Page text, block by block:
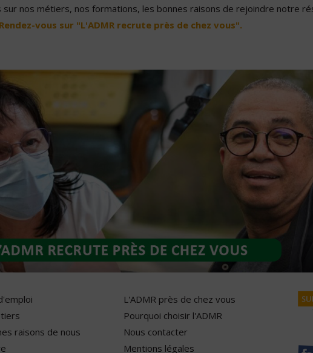
nos métiers, nos formations, les bonnes raisons de rejoindre notre
Rendez-vous sur "L'ADMR recrute près de chez vous".
raisons de nous
L'ADMR près de chez vous
Pourquoi choisir l'ADMR
Nous contacter
Mentions légales